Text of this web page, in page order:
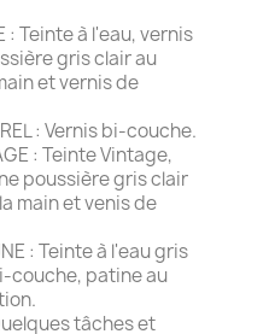
: Teinte à l'eau, vernis
gris clair au
et vernis de
: Vernis bi-couche.
: Teinte Vintage,
poussière gris clair
main et venis de
: Teinte à l'eau gris
couche, patine au
tâches et